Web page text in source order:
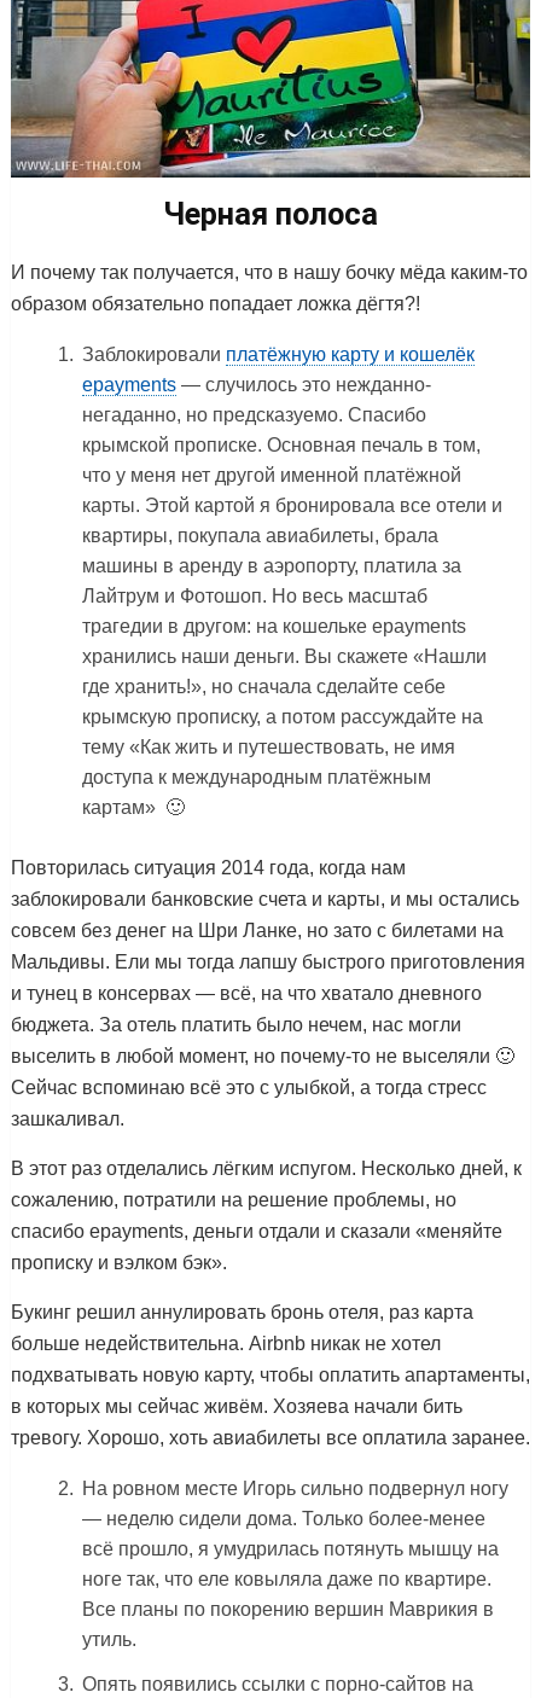
Черная полоса
И почему так получается, что в нашу бочку мёда каким-то
образом обязательно попадает ложка дёгтя?!
Заблокировали платёжную карту и кошелёк
epayments— случилось это нежданно-
негаданно, но предсказуемо. Спасибо
крымской прописке. Основная печаль в том,
что у меня нет другой именной платёжной
карты. Этой картой я бронировала все отели и
квартиры, покупала авиабилеты, брала
машины в аренду в аэропорту, платила за
Лайтрум и Фотошоп. Но весь масштаб
трагедии в другом: на кошельке epayments
хранились наши деньги. Вы скажете «Нашли
где хранить!», но сначала сделайте себе
крымскую прописку, а потом рассуждайте на
тему «Как жить и путешествовать, не имя
доступа к международным платёжным
картам» 🙂
Повторилась ситуация 2014 года, когда нам
заблокировали банковские счета и карты, и мы остались
совсем без денег на Шри Ланке, но зато с билетами на
Мальдивы. Ели мы тогда лапшу быстрого приготовления
и тунец в консервах — всё, на что хватало дневного
бюджета. За отель платить было нечем, нас могли
выселить в любой момент, но почему-то не выселяли 🙂
Сейчас вспоминаю всё это с улыбкой, а тогда стресс
зашкаливал.
В этот раз отделались лёгким испугом. Несколько дней, к
сожалению, потратили на решение проблемы, но
спасибо epayments, деньги отдали и сказали «меняйте
прописку и вэлком бэк».
Букинг решил аннулировать бронь отеля, раз карта
больше недействительна. Airbnb никак не хотел
подхватывать новую карту, чтобы оплатить апартаменты,
в которых мы сейчас живём. Хозяева начали бить
тревогу. Хорошо, хоть авиабилеты все оплатила заранее.
На ровном месте Игорь сильно подвернул ногу
— неделю сидели дома. Только более-менее
всё прошло, я умудрилась потянуть мышцу на
ноге так, что еле ковыляла даже по квартире.
Все планы по покорению вершин Маврикия в
утиль.
Опять появились ссылки с порно-сайтов на